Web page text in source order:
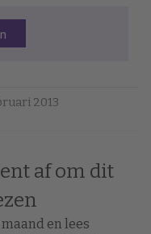
2013
af om dit
en lees